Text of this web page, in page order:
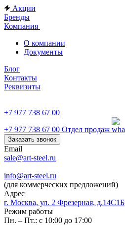
Акции
Бренды
Компания
О компании
Документы
Блог
Контакты
Реквизиты
+7 977 738 67 00
+7 977 738 67 00 Отдел продаж
Заказать звонок
Email
sale@art-steel.ru
info@art-steel.ru
(для коммерческих предложений)
Адрес
г. Москва, ул. 2 Фрезерная, д.14С1Б
Режим работы
Пн. – Пт.: с 10:00 до 17:00